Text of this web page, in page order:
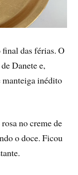
das férias. O
Danete e,
manteiga inédito
no creme de
o doce. Ficou